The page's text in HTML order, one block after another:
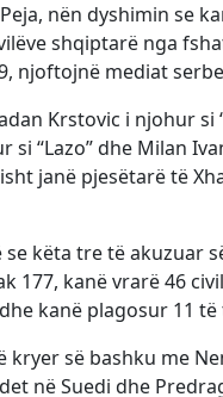
nën dyshimin se
shqiptarë nga
njoftojnë mediat
Krstovic i njohur si
si “Lazo” dhe Milan
janë pjesëtarë të
këta tre të akuzuar
177, kanë vrarë 46
kanë plagosur 11 të
kryer së bashku me
në Suedi dhe